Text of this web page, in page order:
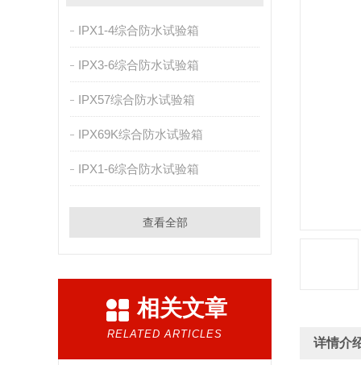
IPX1-4综合防水试验箱
IPX3-6综合防水试验箱
IPX57综合防水试验箱
IPX69K综合防水试验箱
IPX1-6综合防水试验箱
查看全部
相关文章
RELATED ARTICLES
详情介